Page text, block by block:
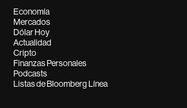
Economía
Mercados
Dólar Hoy
Actualidad
Cripto
Finanzas Personales
Podcasts
Listas de Bloomberg Línea